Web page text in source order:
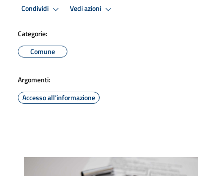
Condividi Vedi azioni
Categorie:
Comune
Argomenti:
Accesso all'informazione